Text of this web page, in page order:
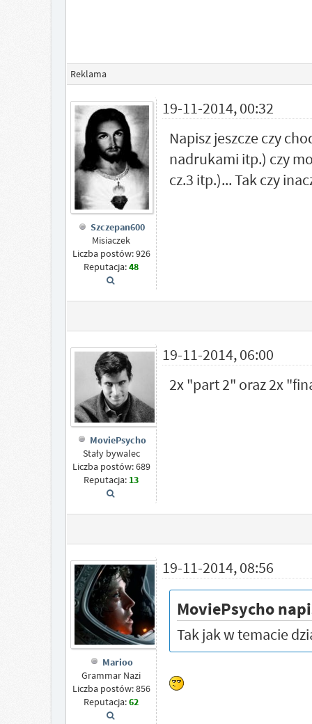
Reklama
Szczepan600
Misiaczek
Liczba postów: 926
Reputacja:48
19-11-2014, 00:32
Napisz jeszcze czy
nadrukami itp.) czy
cz.3 itp.)... Tak czy
MoviePsycho
Stały bywalec
Liczba postów: 689
Reputacja: 13
19-11-2014, 06:00
2x "part 2" oraz 2x
Marioo
Grammar Nazi
Liczba postów: 856
Reputacja:62
19-11-2014, 08:56
MoviePsycho
Tak jak w temacie